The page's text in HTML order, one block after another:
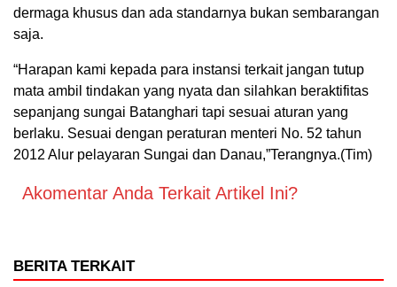
dermaga khusus dan ada standarnya bukan sembarangan
saja.
“Harapan kami kepada para instansi terkait jangan tutup
mata ambil tindakan yang nyata dan silahkan beraktifitas
sepanjang sungai Batanghari tapi sesuai aturan yang
berlaku. Sesuai dengan peraturan menteri No. 52 tahun
2012 Alur pelayaran Sungai dan Danau,”Terangnya.(Tim)
Akomentar Anda Terkait Artikel Ini?
BERITA TERKAIT